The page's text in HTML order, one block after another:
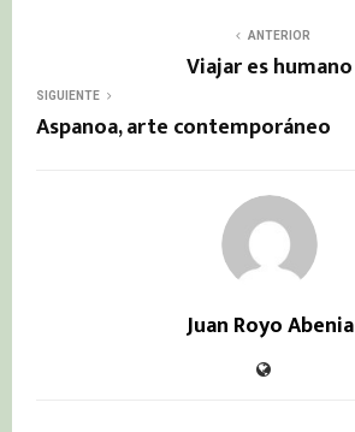
ANTERIOR
Viajar es humano
SIGUIENTE
Aspanoa, arte contemporáneo
Juan Royo Abenia